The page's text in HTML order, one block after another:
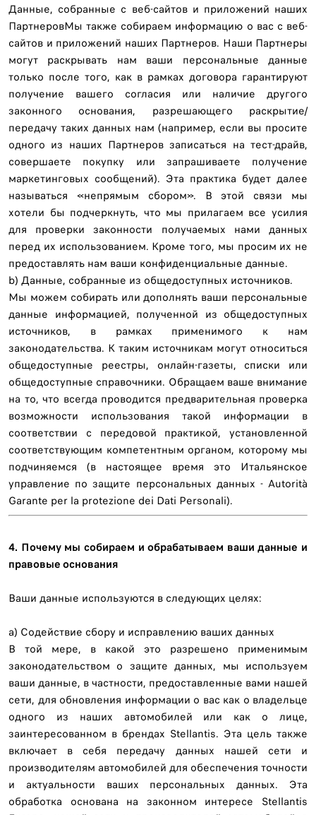
Данные, собранные с веб-сайтов и приложений наших
ПартнеровМы также собираем информацию о вас с веб-
сайтов и приложений наших Партнеров. Наши Партнеры
могут раскрывать нам ваши персональные данные
только после того, как в рамках договора гарантируют
получение вашего согласия или наличие другого
законного основания, разрешающего раскрытие/
передачу таких данных нам (например, если вы просите
одного из наших Партнеров записаться на тест-драйв,
совершаете покупку или запрашиваете получение
маркетинговых сообщений). Эта практика будет далее
называться «непрямым сбором». В этой связи мы
хотели бы подчеркнуть, что мы прилагаем все усилия
для проверки законности получаемых нами данных
перед их использованием. Кроме того, мы просим их не
предоставлять нам ваши конфиденциальные данные.
b) Данные, собранные из общедоступных источников.
Мы можем собирать или дополнять ваши персональные
данные информацией, полученной из общедоступных
источников, в рамках применимого к нам
законодательства. К таким источникам могут относиться
общедоступные реестры, онлайн-газеты, списки или
общедоступные справочники. Обращаем ваше внимание
на то, что всегда проводится предварительная проверка
возможности использования такой информации в
соответствии с передовой практикой, установленной
соответствующим компетентным органом, которому мы
подчиняемся (в настоящее время это Итальянское
управление по защите персональных данных - Autorità
Garante per la protezione dei Dati Personali).
4. Почему мы собираем и обрабатываем ваши данные и
правовые основания
Ваши данные используются в следующих целях:
a) Содействие сбору и исправлению ваших данных
В той мере, в какой это разрешено применимым
законодательством о защите данных, мы используем
ваши данные, в частности, предоставленные вами нашей
сети, для обновления информации о вас как о владельце
одного из наших автомобилей или как о лице,
заинтересованном в брендах Stellantis. Эта цель также
включает в себя передачу данных нашей сети и
производителям автомобилей для обеспечения точности
и актуальности ваших персональных данных. Эта
обработка основана на законном интересе Stellantis